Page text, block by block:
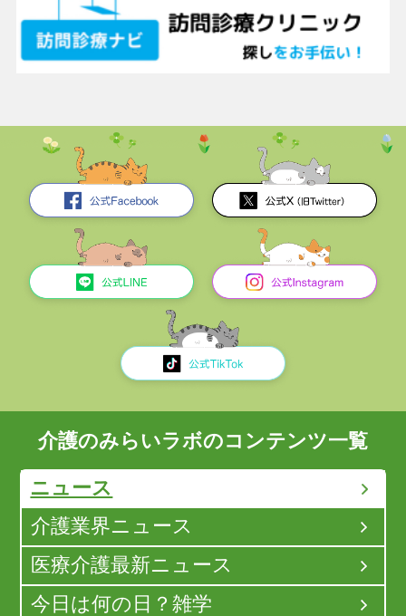
介護のみらいラボのコンテンツ一覧
ニュース
介護業界ニュース
医療介護最新ニュース
今日は何の日？雑学